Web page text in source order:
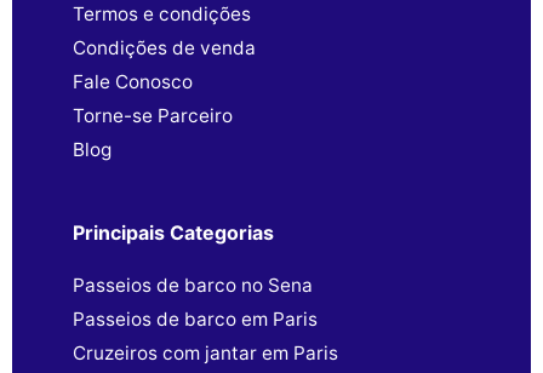
Termos e condições
Condições de venda
Fale Conosco
Torne-se Parceiro
Blog
Principais Categorias
Passeios de barco no Sena
Passeios de barco em Paris
Cruzeiros com jantar em Paris